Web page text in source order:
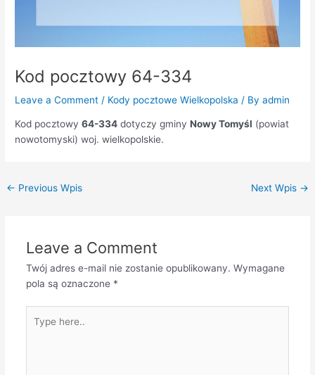
Kod pocztowy 64-334
Leave a Comment / Kody pocztowe Wielkopolska / Byadmin
Kod pocztowy64-334 dotyczy gminyNowy Tomyśl (powiat
nowotomyski) woj. wielkopolskie.
← Previous Wpis Next Wpis →
Leave a Comment
Twój adres e-mail nie zostanie opublikowany. Wymagane
pola są oznaczone *
here..